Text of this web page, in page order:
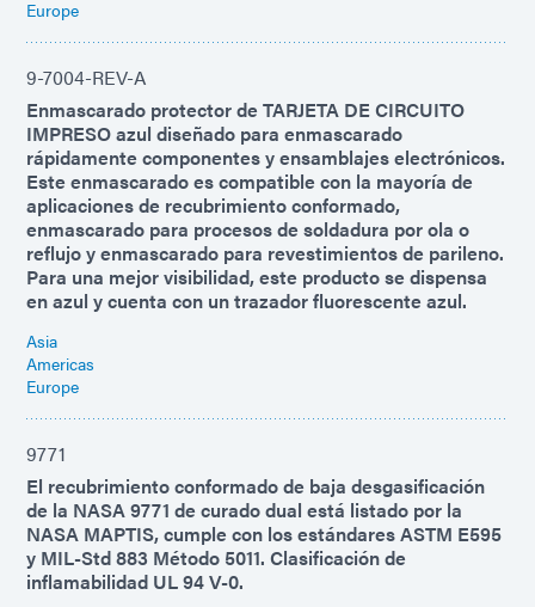
Europe
9-7004-REV-A
Enmascarado protector de TARJETA DE CIRCUITO
IMPRESO azul diseñado para enmascarado
rápidamente componentes y ensamblajes electrónicos.
Este enmascarado es compatible con la mayoría de
aplicaciones de recubrimiento conformado,
enmascarado para procesos de soldadura por ola o
reflujo y enmascarado para revestimientos de parileno.
Para una mejor visibilidad, este producto se dispensa
en azul y cuenta con un trazador fluorescente azul.
Asia
Americas
Europe
9771
El recubrimiento conformado de baja desgasificación
de la NASA 9771 de curado dual está listado por la
NASA MAPTIS, cumple con los estándares ASTM E595
y MIL-Std 883 Método 5011. Clasificación de
inflamabilidad UL 94 V-0.